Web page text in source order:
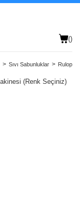
()
Sıvı Sabunluklar